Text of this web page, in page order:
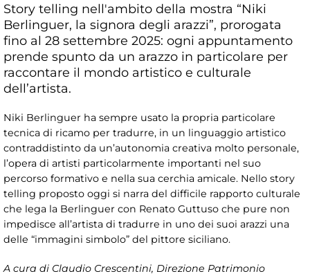
Story telling nell'ambito della mostra “Niki
Berlinguer, la signora degli arazzi”, prorogata
fino al 28 settembre 2025: ogni appuntamento
prende spunto da un arazzo in particolare per
raccontare il mondo artistico e culturale
dell’artista.
Niki Berlinguer ha sempre usato la propria particolare
tecnica di ricamo per tradurre, in un linguaggio artistico
contraddistinto da un’autonomia creativa molto personale,
l’opera di artisti particolarmente importanti nel suo
percorso formativo e nella sua cerchia amicale. Nello story
telling proposto oggi si narra del difficile rapporto culturale
che lega la Berlinguer con Renato Guttuso che pure non
impedisce all’artista di tradurre in uno dei suoi arazzi una
delle “immagini simbolo” del pittore siciliano.
A cura di Claudio Crescentini, Direzione Patrimonio